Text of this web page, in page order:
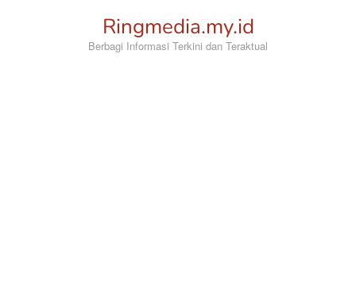
Ringmedia.my.id
Berbagi Informasi Terkini dan Teraktual